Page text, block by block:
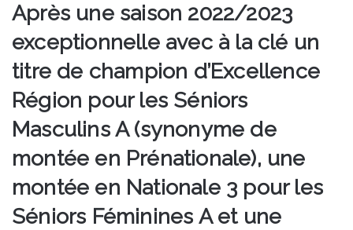
Après une saison 2022/2023
exceptionnelle avec à la clé un
titre de champion d’Excellence
Région pour les Séniors
Masculins A (synonyme de
montée en Prénationale), une
montée en Nationale 3 pour les
Séniors Féminines A et une